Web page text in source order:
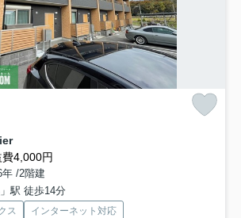
4,000円
/2階建
駅 徒歩14分
ス インターネット対応